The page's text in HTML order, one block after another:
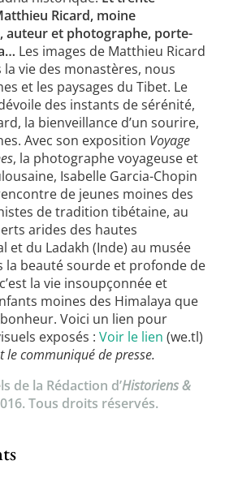
Ricard, moine
auteur et photographe, porte-
Les images de Matthieu Ricard
vie des monastères, nous
et les paysages du Tibet. Le
des instants de sérénité,
la bienveillance d’un sourire,
Avec son exposition Voyage
, la photographe voyageuse et
Isabelle Garcia-Chopin
de jeunes moines des
de tradition tibétaine, au
arides des hautes
et du Ladakh (Inde) au musée
la beauté sourde et profonde de
la vie insoupçonnée et
moines des Himalaya que
Voici un lien pour
exposés :Voir le lien (we.tl)
le communiqué de presse.
de la Rédaction d’Historiens &
Tous droits réservés.